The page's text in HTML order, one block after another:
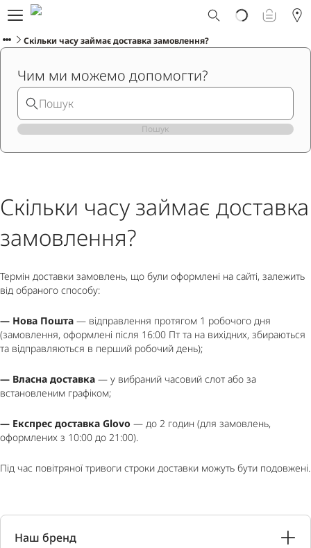
Що таке Ploom AURA?
Каталог
Програма Смарт Апгрейд
Служба підтримки Ploom
Прокат пристрою Ploom AURA
Фірмові магазини
Скільки часу займає доставка замовлення?
Чим ми можемо допомогти?
Пошук
Скільки часу займає доставка
замовлення?
Термін доставки замовлень, що були оформлені на сайті, залежить
від обраного способу:
— Нова Пошта — відправлення протягом 1 робочого дня
(замовлення, оформлені після 16:00 Пт та на вихідних, збираються
та відправляються в перший робочий день);
— Власна доставка — у вибраний часовий слот або за
встановленим графіком;
— Експрес доставка Glovo — до 2 годин (для замовлень,
оформлених з 10:00 до 21:00).
Під час повітряної тривоги строки доставки можуть бути подовжені.
Наш бренд